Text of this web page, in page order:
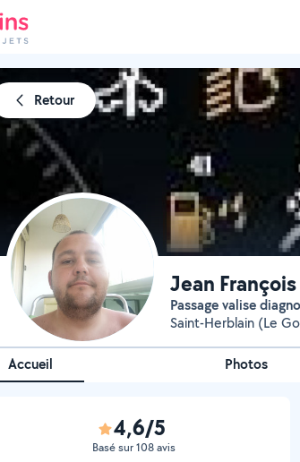
Retour
Jean
Passage valise
Saint-Herblain (Le
Accueil Photos
4,6/5
Basé sur 108 avis